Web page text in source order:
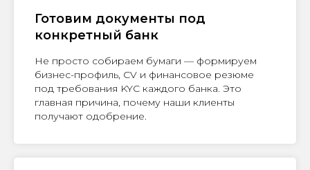
Готовим документы под
конкретный банк
Не просто собираем бумаги — формируем
бизнес-профиль, CV и финансовое резюме
под требования KYC каждого банка. Это
главная причина, почему наши клиенты
получают одобрение.